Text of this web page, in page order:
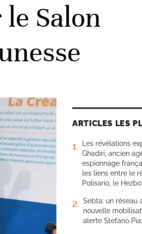
Salon
ARTICLES LES
1
Les révélations
Ghadiri, ancien
espionnage
les liens entre le
Polisario, le
2
Sebta: un réseau
nouvelle
alerte Stefano